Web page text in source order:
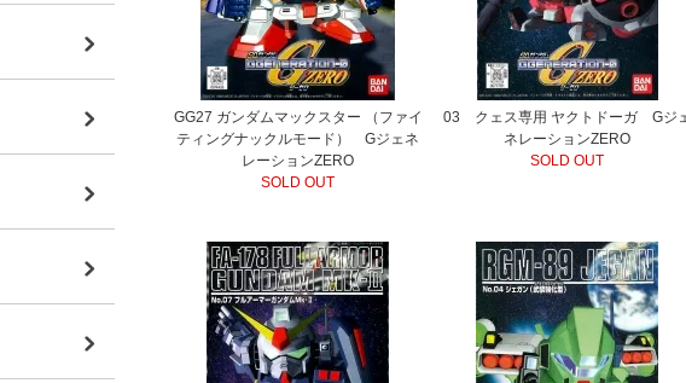
GG27 ガンダムマックスター （ファイ
ティングナックルモード） Gジェネ
レーションZERO
SOLD OUT
03 クェス専用 ヤクトドーガ Gジ
ネレーションZERO
SOLD OUT